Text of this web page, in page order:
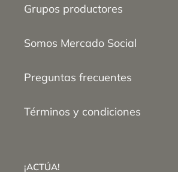
Grupos productores
Somos Mercado Social
Preguntas frecuentes
Términos y condiciones
¡ACTÚA!